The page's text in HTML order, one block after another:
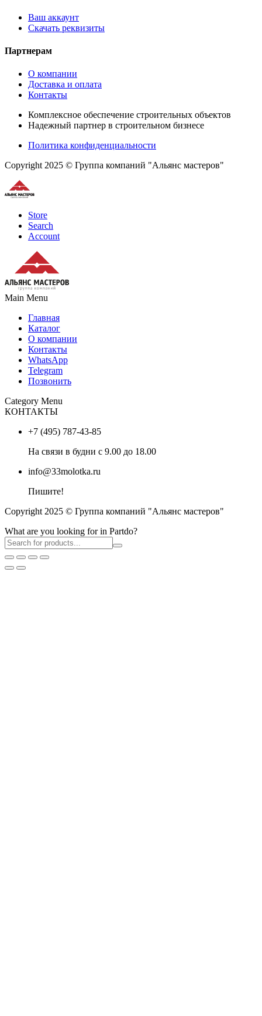
Ваш аккаунт
Скачать реквизиты
Партнерам
О компании
Доставка и оплата
Контакты
Комплексное обеспечение строительных объектов
Надежный партнер в строительном бизнесе
Политика конфиденциальности
Copyright 2025 © Группа компаний "Альянс мастеров"
Store
Search
Account
Main Menu
Главная
Каталог
О компании
Контакты
WhatsApp
Telegram
Позвонить
Category Menu
КОНТАКТЫ
+7 (495) 787-43-85
На связи в будни с 9.00 до 18.00
info@33molotka.ru
Пишите!
Copyright 2025 © Группа компаний "Альянс мастеров"
What are you looking for in Partdo?